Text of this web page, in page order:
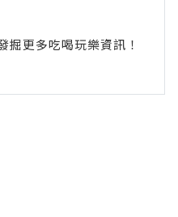
更多吃喝玩樂資訊！